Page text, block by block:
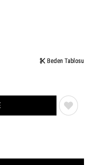
Beden Tablosu
Beden Tablosu